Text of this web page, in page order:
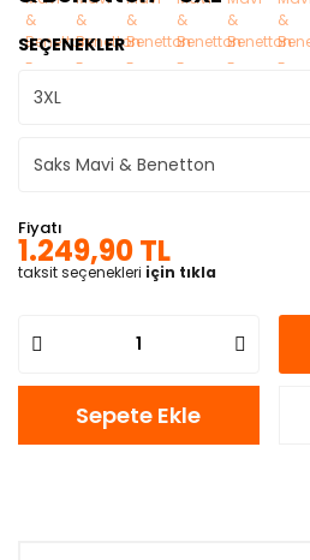
SEÇENEKLER
Fiyatı
1.249,90 TL
taksit seçenekleri için tıkla
Sepete Ekle